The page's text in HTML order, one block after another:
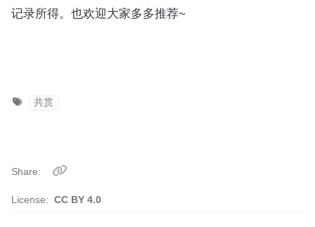
记录所得。也欢迎大家多多推荐~
共赏
License: CC BY 4.0
Share